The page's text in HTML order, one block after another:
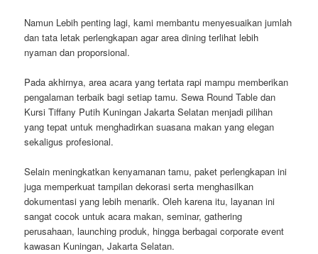
Namun Lebih penting lagi, kami membantu menyesuaikan jumlah
dan tata letak perlengkapan agar area dining terlihat lebih
nyaman dan proporsional.
Pada akhirnya, area acara yang tertata rapi mampu memberikan
pengalaman terbaik bagi setiap tamu. Sewa Round Table dan
Kursi Tiffany Putih Kuningan Jakarta Selatan menjadi pilihan
yang tepat untuk menghadirkan suasana makan yang elegan
sekaligus profesional.
Selain meningkatkan kenyamanan tamu, paket perlengkapan ini
juga memperkuat tampilan dekorasi serta menghasilkan
dokumentasi yang lebih menarik. Oleh karena itu, layanan ini
sangat cocok untuk acara makan, seminar, gathering
perusahaan, launching produk, hingga berbagai corporate event
kawasan Kuningan, Jakarta Selatan.